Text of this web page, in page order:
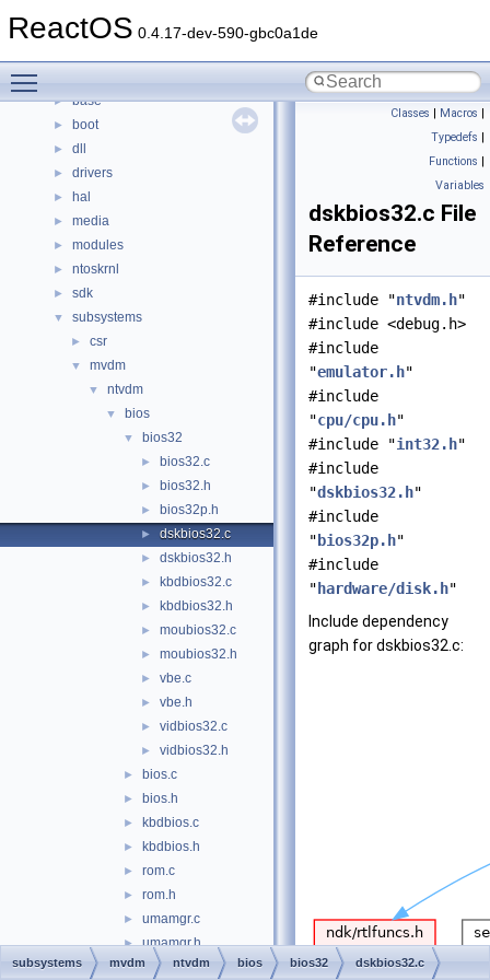
ReactOS 0.4.17-dev-590-gbc0a1de
► Classes
▼
► base
► boot
► dll
► drivers
► hal
► media
► modules
► ntoskrnl
► sdk
▼ subsystems
► csr
▼ mvdm
▼ ntvdm
▼ bios
▼ bios32
► bios32.c
► bios32.h
► bios32p.h
► dskbios32.c
► dskbios32.h
► kbdbios32.c
► kbdbios32.h
► moubios32.c
► moubios32.h
► vbe.c
► vbe.h
► vidbios32.c
► vidbios32.h
► bios.c
► bios.h
► kbdbios.c
► kbdbios.h
► rom.c
► rom.h
► umamgr.c
► umamgr.h
► vidbios.c
Classes | Macros |
Typedefs |
Functions |
Variables
dskbios32.c File
Reference
#include "ntvdm.h"
#include <debug.h>
#include
"emulator.h"
#include
"cpu/cpu.h"
#include "int32.h"
#include
"dskbios32.h"
#include
" bios32p.h"
#include
" hardware/disk.h"
Include dependency
graph for dskbios32.c:
subsystems mvdm ntvdm bios bios32 dskbios32.c